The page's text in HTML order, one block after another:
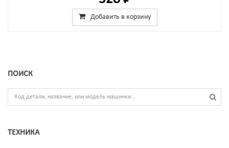
Добавить в корзину
ПОИСК
ТЕХНИКА